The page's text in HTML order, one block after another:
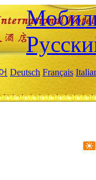
Deutsch Français